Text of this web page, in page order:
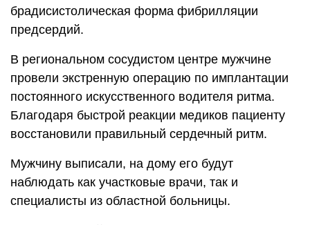
брадисистолическая форма фибрилляции
предсердий.
В региональном сосудистом центре мужчине
провели экстренную операцию по имплантации
постоянного искусственного водителя ритма.
Благодаря быстрой реакции медиков пациенту
восстановили правильный сердечный ритм.
Мужчину выписали, на дому его будут
наблюдать как участковые врачи, так и
специалисты из областной больницы.